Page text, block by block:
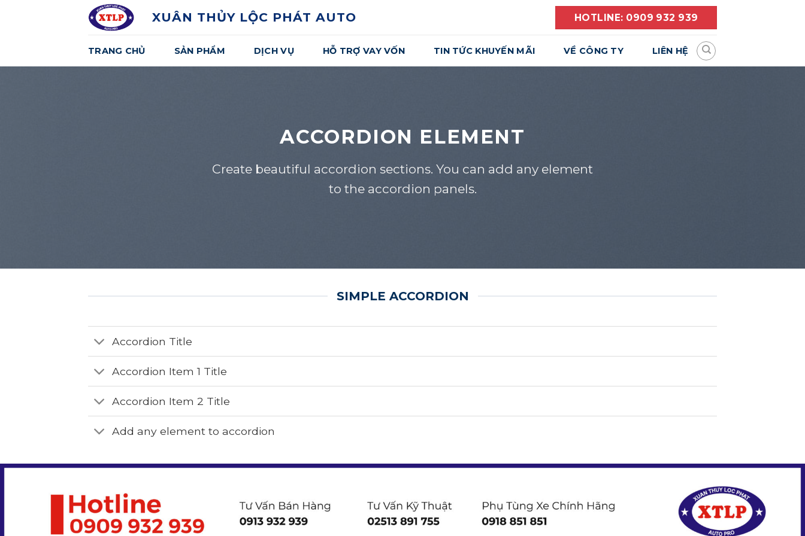
XUÂN THỦY LỘC PHÁT AUTO HOTLINE: 0909 932 939
TRANG CHỦ SẢN PHẨM DỊCH VỤ HỖ TRỢ VAY VỐN TIN TỨC KHUYẾN MÃI VỀ CÔNG TY LIÊN HỆ
ACCORDION ELEMENT
Create beautiful accordion sections. You can add any element
to the accordion panels.
SIMPLE ACCORDION
Accordion Title
Accordion Item 1 Title
Accordion Item 2 Title
Add any element to accordion